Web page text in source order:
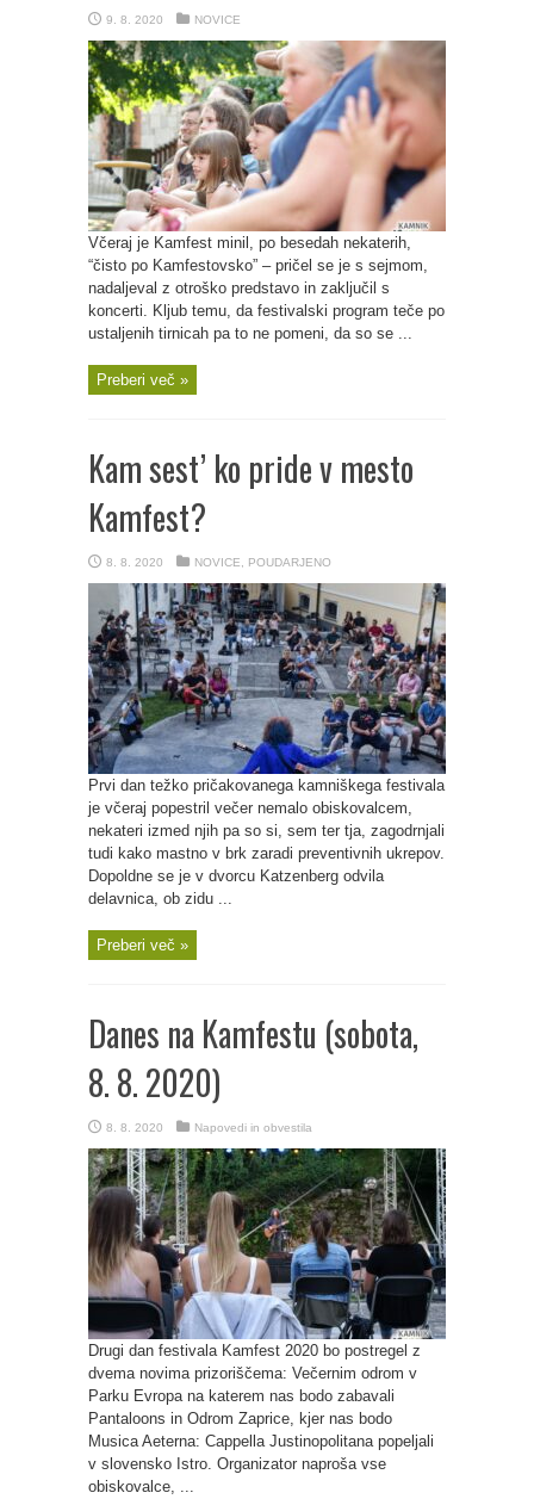
9. 8. 2020 NOVICE
Včeraj je Kamfest minil, po besedah nekaterih,
“čisto po Kamfestovsko” – pričel se je s sejmom,
nadaljeval z otroško predstavo in zaključil s
koncerti. Kljub temu, da festivalski program teče po
ustaljenih tirnicah pa to ne pomeni, da so se ...
Preberi več »
Kam sest’ ko pride v mesto
Kamfest?
8. 8. 2020 NOVICE POUDARJENO
Prvi dan težko pričakovanega kamniškega festivala
je včeraj popestril večer nemalo obiskovalcem,
nekateri izmed njih pa so si, sem ter tja, zagodrnjali
tudi kako mastno v brk zaradi preventivnih ukrepov.
Dopoldne se je v dvorcu Katzenberg odvila
delavnica, ob zidu ...
Preberi več »
Danes na Kamfestu (sobota,
8. 8. 2020)
8. 8. 2020 Napovedi in obvestila
Drugi dan festivala Kamfest 2020 bo postregel z
dvema novima prizoriščema: Večernim odrom v
Parku Evropa na katerem nas bodo zabavali
Pantaloons in Odrom Zaprice, kjer nas bodo
Musica Aeterna: Cappella Justinopolitana popeljali
v slovensko Istro. Organizator naproša vse
obiskovalce, ...